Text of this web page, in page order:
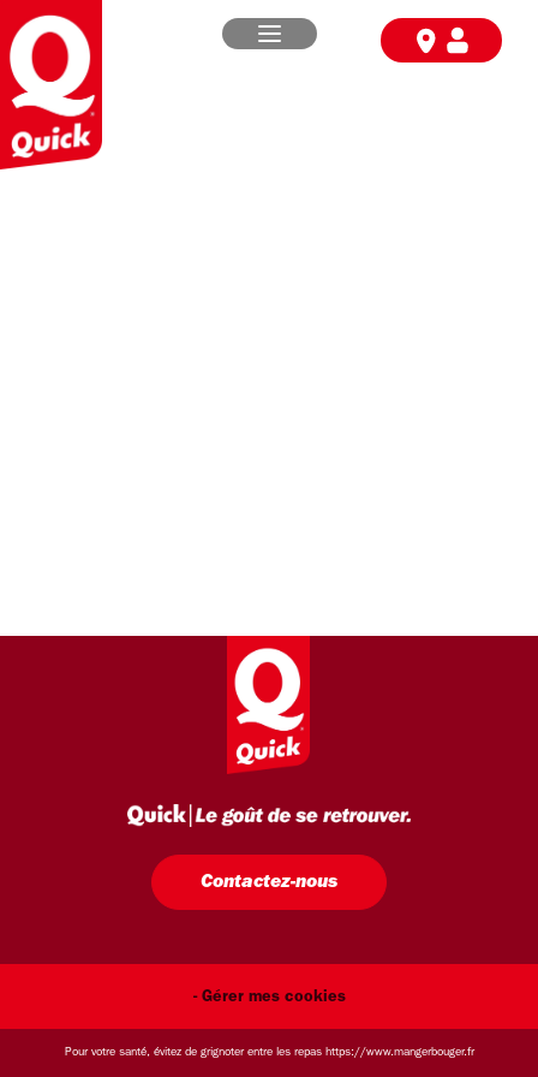
Contactez-nous
- Gérer mes cookies
Pour votre santé, évitez de grignoter entre les repas https://www.mangerbouger.fr